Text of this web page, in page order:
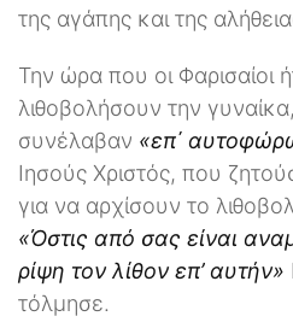
της αγάπης και της
Την ώρα που οι Φαρισαίοι
λιθοβολήσουν την γυναίκα,
συνέλαβαν «επ΄
Ιησούς Χριστός, που
για να αρχίσουν το
«Όστις από σας είναι
ρίψη τον λίθον επ’ αυτήν»
τόλμησε.